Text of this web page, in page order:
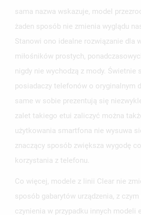
sama nazwa wskazuje, model
żaden sposób nie zmienia wyglądu
Stanowi ono idealne rozwiązanie dla
miłośników prostych,
nigdy nie wychodzą z mody. Świetnie
posiadaczy telefonów o oryginalnym
same w sobie prezentują się
zalet takiego etui zaliczyć można
użytkowania smartfona nie wysuwa
znaczący sposób zwiększa wygodę
korzystania z telefonu.
Co więcej, modele z linii Clear nie
sposób gabarytów urządzenia, z
czynienia w przypadku innych modeli
MOJE LISTY ŻYCZEŃ
add_circle_outline
UTWÓRZ LISTĘ ŻYCZEŃ
NAZWA LISTY ŻYCZEŃ
ZALOGUJ SIĘ
MUSISZ BYĆ ZALOGOWANY BY
SWOJEJ LIŚCIE ŻYCZEŃ.
ANULUJ